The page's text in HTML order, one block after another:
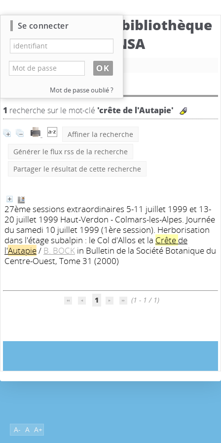
Catalogue de la bibliothèque
du CBNSA
Nouvelle recherche
Résultat de la recherche
1 recherche sur le mot-clé 'crête de l'Autapie'
Affiner la recherche
Générer le flux rss de la recherche
Partager le résultat de cette recherche
27ème sessions extraordinaires 5-11 juillet 1999 et 13-
20 juillet 1999 Haut-Verdon - Colmars-les-Alpes. Journée
du samedi 10 juillet 1999 (1ère session). Herborisation
dans l'étage subalpin : le Col d'Allos et la Crête de
l'Autapie/ B. BOCK in Bulletin de la Société Botanique du
Centre-Ouest, Tome 31 (2000)
1 (1 - 1 / 1)
A- A A+
Se connecter
Mot de passe oublié ?